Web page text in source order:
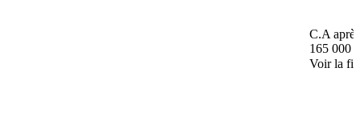
C.A
165 000 €
Voir la